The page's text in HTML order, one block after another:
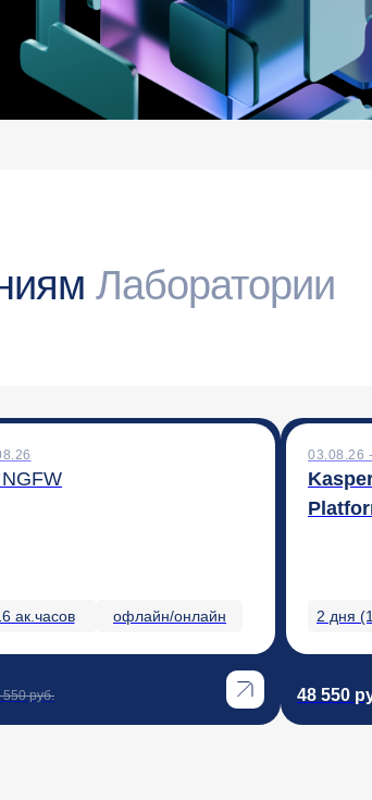
Лаборатории
ак.часов офлайн/онлайн
550 руб.
03.08.26
2 дня
48 550